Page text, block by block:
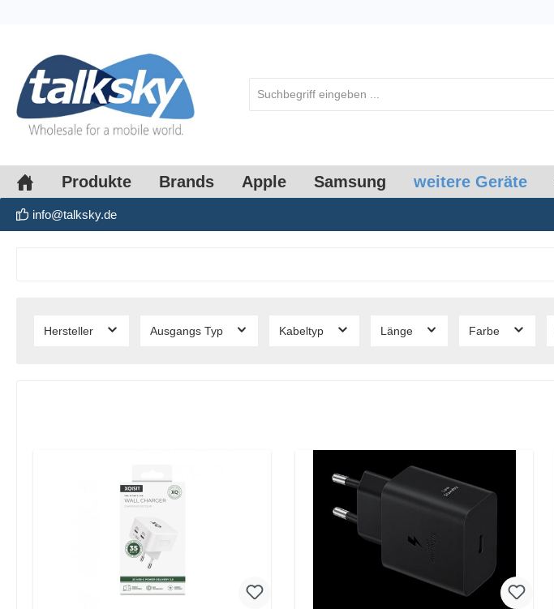
Produkte Brands Apple Samsung weitere Geräte
info@talksky.de
Hersteller Ausgangs Typ Kabeltyp Länge Farbe